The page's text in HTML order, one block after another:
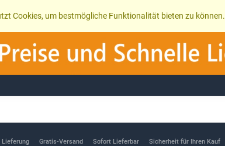
Cookies, um bestmögliche Funktionalität bieten zu können.
Lieferung Gratis-Versand Sofort Lieferbar Sicherheit für Ihren Kauf